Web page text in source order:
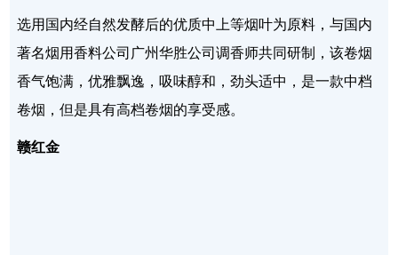
选用国内经自然发酵后的优质中上等烟叶为原料，与国内
著名烟用香料公司广州华胜公司调香师共同研制，该卷烟
香气饱满，优雅飘逸，吸味醇和，劲头适中，是一款中档
卷烟，但是具有高档卷烟的享受感。
赣红金